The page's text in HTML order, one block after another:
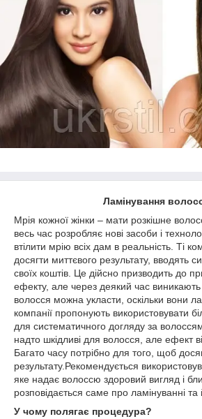
Ламінування
Мрія кожної жінки – мати розкішне
весь час розробляє нові засоби і
втілити мрію всіх дам в реальність. Ті
досягти миттєвого результату, вводять
своїх коштів. Це дійсно призводить до
ефекту, але через деякий час виникають
волосся можна укласти, оскільки вони
компанії пропонують використовувати
для систематичного догляду за
надто шкідливі для волосся, але ефект
Багато часу потрібно для того, щоб
результату.Рекомендується
яке надає волоссю здоровий вигляд і
розповідається саме про ламінуванні та
У чому полягає процедура?